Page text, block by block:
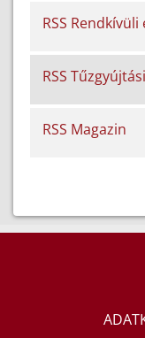
RSS
RSS
RSS Magazin